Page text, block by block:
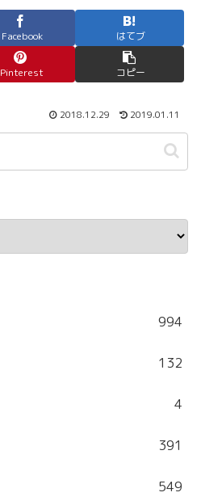
Facebook はてブ
Pinterest コピー
2018.12.29 2019.01.11
994
132
4
391
549